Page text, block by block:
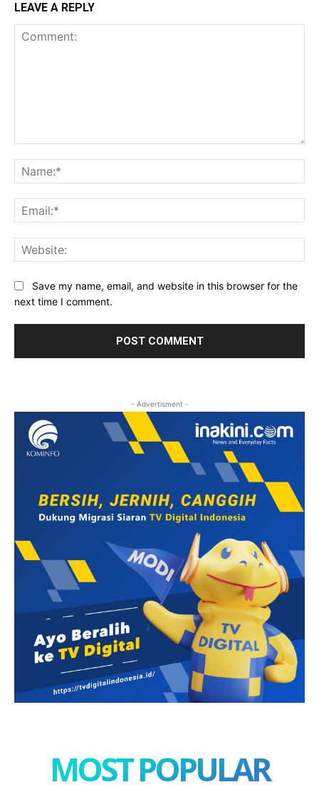
LEAVE A REPLY
Save my name, email, and website in this browser for the
next time I comment.
- Advertisment -
MOST POPULAR